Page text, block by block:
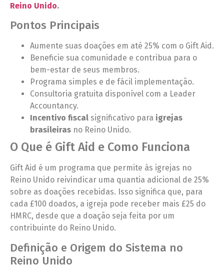
Reino Unido.
Pontos Principais
Aumente suas doações em até 25% com o Gift Aid.
Beneficie sua comunidade e contribua para o
bem-estar de seus membros.
Programa simples e de fácil implementação.
Consultoria gratuita disponível com a Leader
Accountancy.
Incentivo fiscal significativo para igrejas
brasileiras no Reino Unido.
O Que é Gift Aid e Como Funciona
Gift Aid é um programa que permite às igrejas no
Reino Unido reivindicar uma quantia adicional de 25%
sobre as doações recebidas. Isso significa que, para
cada £100 doados, a igreja pode receber mais £25 do
HMRC, desde que a doação seja feita por um
contribuinte do Reino Unido.
Definição e Origem do Sistema no
Reino Unido